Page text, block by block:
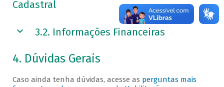
Cadastral
3.2. Informações Financeiras
4. Dúvidas Gerais
Caso ainda tenha dúvidas, acesse as perguntas mais